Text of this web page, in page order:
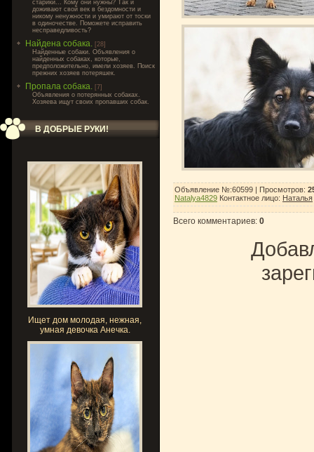
старики... Кому они нужны? Так и
доживают свой век в бездомности и
никому ненужности и умирают от тоски
в одиночестве. Поможете исправить
несправедливость?
Найдена собака. [28]
Найденные собаки. Объявления о
найденных собаках, которые,
предположительно, имели хозяев. Поиск
прежних хозяев потеряшек.
Пропала собака. [7]
Объявления о потерянных собаках.
Хозяева ищут своих пропавших собак.
В ДОБРЫЕ РУКИ!
Ищет дом молодая, нежная,
умная девочка Анечка.
Объявление №:60599 | Просмотров:
Natalya4829 Контактное лицо: Наталья
Всего комментариев: 0